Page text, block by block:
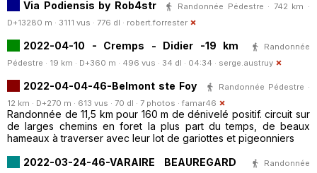
Via Podiensis by Rob4str
Randonnée Pédestre · 742 km ·
D+13280 m · 3111 vus · 776 dl · robert.forrester
2022-04-10 - Cremps - Didier -19 km
Randonnée
Pédestre · 19 km · D+360 m · 496 vus · 34 dl · 04:34 · serge.austruy
2022-04-04-46-Belmont ste Foy
Randonnée Pédestre ·
12 km · D+270 m · 613 vus · 70 dl · 7 photos · famar46
Randonnée de 11,5 km pour 160 m de dénivelé positif. circuit sur
de larges chemins en foret la plus part du temps, de beaux
hameaux à traverser avec leur lot de gariottes et pigeonniers
2022-03-24-46-VARAIRE BEAUREGARD
Randonnée